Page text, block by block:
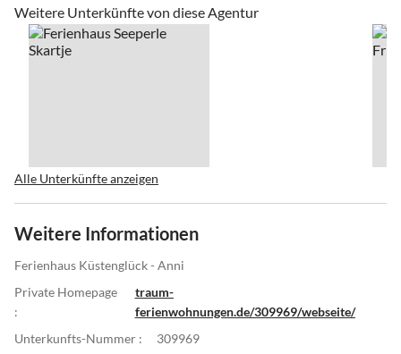
Weitere Unterkünfte von diese Agentur
Alle Unterkünfte anzeigen
Weitere Informationen
Ferienhaus Küstenglück - Anni
Private Homepage
:
traum-
ferienwohnungen.de/309969/webseite/
Unterkunfts-Nummer :
309969